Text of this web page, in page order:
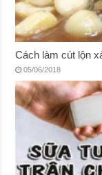
Cách làm cút lộn
05/06/2018